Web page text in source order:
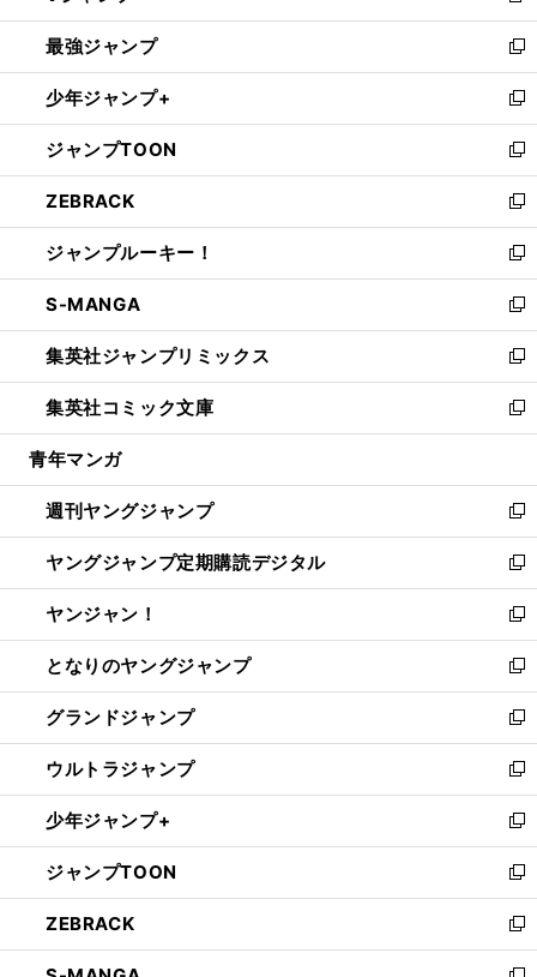
ン
ド
ウ
で
開
く
ウ
ィ
ン
ド
ウ
で
開
く
し
い
ウ
ィ
ン
ド
ウ
で
開
く
最強ジャンプ
新
し
い
ウ
ィ
ン
ド
ウ
で
開
く
少年ジャンプ+
新
し
い
ウ
ィ
ン
ド
ウ
で
開
く
ジャンプTOON
新
し
い
ウ
ィ
ン
ド
ウ
で
開
く
ZEBRACK
新
し
い
ウ
ィ
ン
ド
ウ
で
開
ジャンプルーキー！
新
し
い
ウ
ィ
ン
ド
ウ
開
く
S-MANGA
新
し
い
ウ
ィ
ン
ウ
で
開
く
集英社ジャンプリミックス
新
し
い
ウ
ン
ド
ウ
で
開
く
集英社コミック文庫
新
し
ウ
ィ
ン
ド
ウ
で
開
く
青年マンガ
週刊ヤングジャンプ
新
し
い
ウ
ィ
ン
ド
ウ
で
開
く
ヤングジャンプ定期購読デジタル
新
し
い
ウ
ィ
ン
ド
ウ
で
開
く
ヤンジャン！
新
し
い
ウ
ィ
ン
ド
ウ
で
開
く
となりのヤングジャンプ
新
し
い
ウ
ィ
ン
ド
ウ
で
開
く
グランドジャンプ
新
し
い
ウ
ィ
ン
ド
ウ
で
開
ウルトラジャンプ
新
し
い
ウ
ィ
ン
ド
ウ
少年ジャンプ+
新
し
い
ウ
ィ
ン
ジャンプTOON
新
し
い
ウ
ZEBRACK
新
し